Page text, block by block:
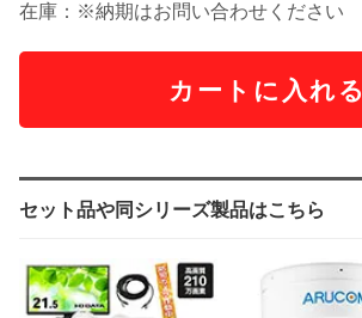
在庫：※納期はお問い合わせください
カートに入れる
セット品や同シリーズ製品はこちら